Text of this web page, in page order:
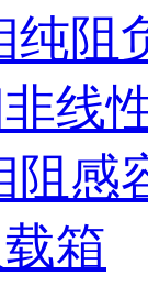
纯阻
线
阻感
箱